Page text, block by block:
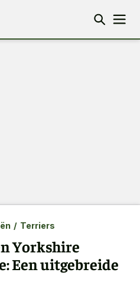
/ Terriers
Yorkshire
Een uitgebreide